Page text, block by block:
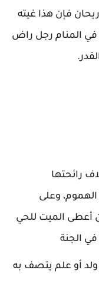
فإن هذا غيته
في المنام رجل راض
رائحتها
وعلى
أعطى الميت للحي
في الجنة
ولد أو علم يتصف به